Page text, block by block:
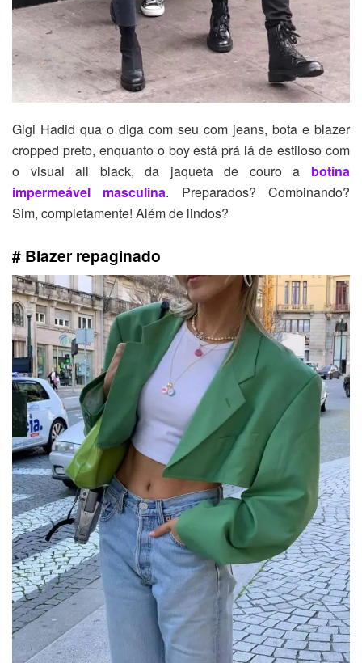
Gigi Hadid qua o diga com seu com jeans, bota e blazer
cropped preto, enquanto o boy está prá lá de estiloso com
o visual all black, da jaqueta de couro a botina
impermeável masculina. Preparados? Combinando?
Sim, completamente! Além de lindos?
# Blazer repaginado